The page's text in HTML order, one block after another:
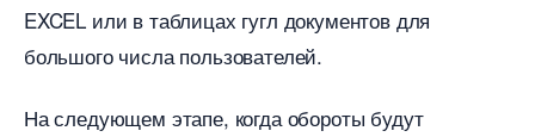
EXCEL или в таблицах гугл документов для
ольшого числа пользователей.
На следующем этапе, когда обороты будут